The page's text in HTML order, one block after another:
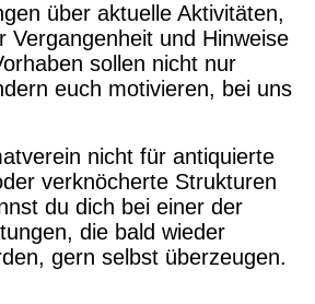
über aktuelle Aktivitäten,
Vergangenheit und Hinweise
sollen nicht nur
euch motivieren, bei uns
nicht für antiquierte
verknöcherte Strukturen
du dich bei einer der
die bald wieder
gern selbst überzeugen.